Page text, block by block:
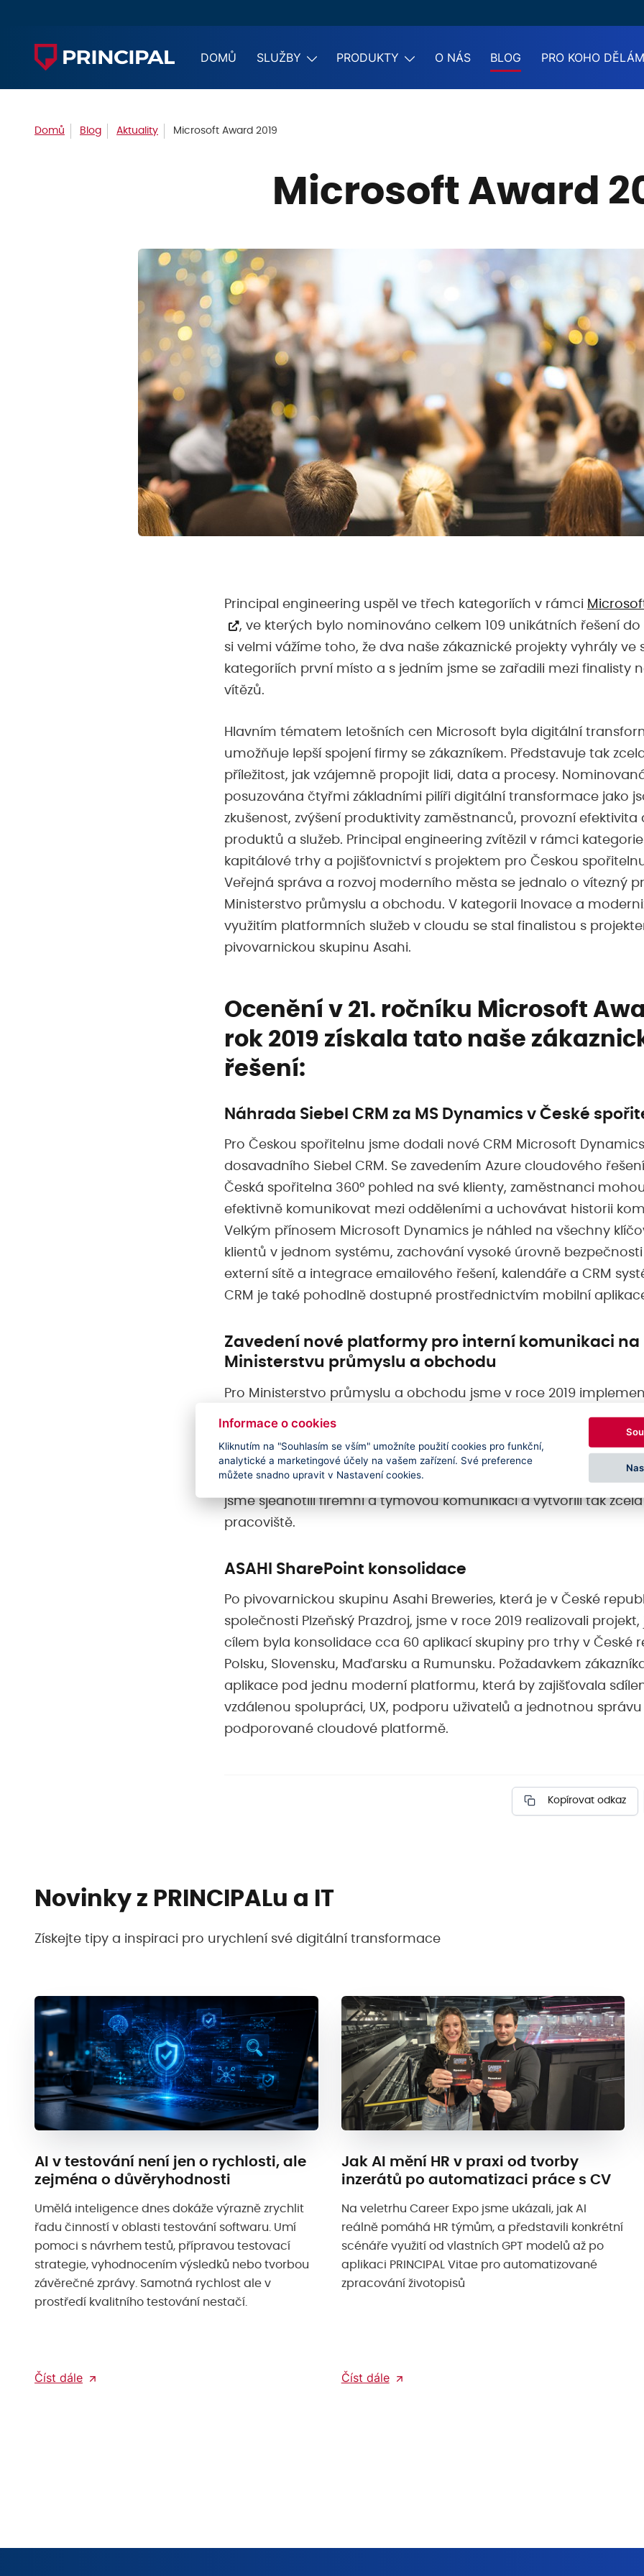
DOMŮ SLUŽBY PRODUKTY O NÁS BLOG PRO KOHO
Domů Blog Aktuality Microsoft Award 2019
Microsoft Award
Principal engineering uspěl ve třech kategoriích v rámci
, ve kterých bylo nominováno celkem 109 unikátních řešení do
si velmi vážíme toho, že dva naše zákaznické projekty vyhrály ve
kategoriích první místo a s jedním jsme se zařadili mezi finalisty
vítězů.
Hlavním tématem letošních cen Microsoft byla digitální
umožňuje lepší spojení firmy se zákazníkem. Představuje tak
příležitost, jak vzájemně propojit lidi, data a procesy.
posuzována čtyřmi základními pilíři digitální transformace jako
zkušenost, zvýšení produktivity zaměstnanců, provozní efektivita
produktů a služeb. Principal engineering zvítězil v rámci
kapitálové trhy a pojišťovnictví s projektem pro Českou
Veřejná správa a rozvoj moderního města se jednalo o vítezný
Ministerstvo průmyslu a obchodu. V kategorii Inovace a
využitím platformních služeb v cloudu se stal finalistou s
pivovarnickou skupinu Asahi.
Ocenění v 21. ročníku Microsoft
rok 2019 získala tato naše
řešení:
Náhrada Siebel CRM za MS Dynamics v České
Pro Českou spořitelnu jsme dodali nové CRM Microsoft
dosavadního Siebel CRM. Se zavedením Azure cloudového
Česká spořitelna 360° pohled na své klienty, zaměstnanci
efektivně komunikovat mezi odděleními a uchovávat historii
Velkým přínosem Microsoft Dynamics je náhled na všechny
klientů v jednom systému, zachování vysoké úrovně
externí sítě a integrace emailového řešení, kalendáře a CRM
CRM je také pohodlně dostupné prostřednictvím mobilní
Zavedení nové platformy pro interní komunikaci na
Ministerstvu průmyslu a obchodu
Pro Ministerstvo průmyslu a obchodu jsme v roce 2019
nový intranet na platformě SharePoint Online, který tvoří základ
pro interní komunikaci. Součástí implementace bylo také
Teams, které efektivně sdružuje aplikace Office 365 a uživatelé
přistupovat z jednoho místa. Zavedením intranetu spolu s
jsme sjednotili firemní a týmovou komunikaci a vytvořili tak
pracoviště.
ASAHI SharePoint konsolidace
Po pivovarnickou skupinu Asahi Breweries, která je v České
společnosti Plzeňský Prazdroj, jsme v roce 2019 realizovali
cílem byla konsolidace cca 60 aplikací skupiny pro trhy v České
Polsku, Slovensku, Maďarsku a Rumunsku. Požadavkem
aplikace pod jednu moderní platformu, která by zajišťovala
vzdálenou spolupráci, UX, podporu uživatelů a jednotnou správu
podporované cloudové platformě.
Kopírovat odkaz
Novinky z PRINCIPALu a IT
Získejte tipy a inspiraci pro urychlení své digitální transformace
AI v testování není jen o rychlosti, ale
zejména o důvěryhodnosti
Umělá inteligence dnes dokáže výrazně zrychlit
řadu činností v oblasti testování softwaru. Umí
pomoci s návrhem testů, přípravou testovací
strategie, vyhodnocením výsledků nebo tvorbou
závěrečné zprávy. Samotná rychlost ale v
prostředí kvalitního testování nestačí.
Číst dále
Jak AI mění HR v praxi od tvorby
inzerátů po automatizaci práce s CV
Na veletrhu Career Expo jsme ukázali, jak AI
reálně pomáhá HR týmům, a představili konkrétní
scénáře využití od vlastních GPT modelů až po
aplikaci PRINCIPAL Vitae pro automatizované
zpracování životopisů
Číst dále
Informace o cookies
Kliknutím na "Souhlasím se vším" umožníte použití cookies pro funkční,
analytické a marketingové účely na vašem zařízení. Své preference
můžete snadno upravit v Nastavení cookies.